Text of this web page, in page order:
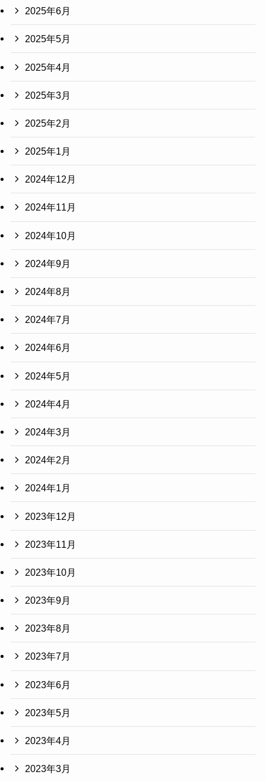
2025年6月
2025年5月
2025年4月
2025年3月
2025年2月
2025年1月
2024年12月
2024年11月
2024年10月
2024年9月
2024年8月
2024年7月
2024年6月
2024年5月
2024年4月
2024年3月
2024年2月
2024年1月
2023年12月
2023年11月
2023年10月
2023年9月
2023年8月
2023年7月
2023年6月
2023年5月
2023年4月
2023年3月